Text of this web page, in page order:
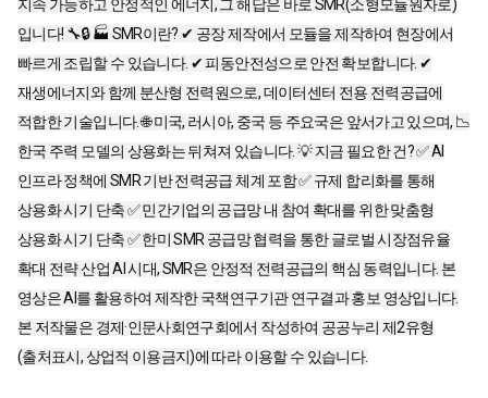
지속 가능하고 안정적인 에너지, 그 해답은 바로 SMR(소형모듈원자로)
입니다! 🔧🔒 🏭 SMR이란? ✔ 공장 제작에서 모듈을 제작하여 현장에서
빠르게 조립할 수 있습니다. ✔ 피동안전성으로 안전 확보합니다. ✔
재생에너지와 함께 분산형 전력원으로, 데이터센터 전용 전력공급에
적합한 기술입니다. 🌐 미국, 러시아, 중국 등 주요국은 앞서가고 있으며, 📉
한국 주력 모델의 상용화는 뒤쳐져 있습니다. 💡 지금 필요한 건? ✅ AI
인프라 정책에 SMR 기반 전력공급 체계 포함 ✅ 규제 합리화를 통해
상용화 시기 단축 ✅ 민간기업의 공급망 내 참여 확대를 위한 맞춤형
상용화 시기 단축 ✅ 한미 SMR 공급망 협력을 통한 글로벌 시장점유율
확대 전략 산업 AI 시대, SMR은 안정적 전력공급의 핵심 동력입니다. 본
영상은 AI를 활용하여 제작한 국책연구기관 연구결과 홍보 영상입니다.
본 저작물은 경제·인문사회연구회에서 작성하여 공공누리 제2유형
(출처표시, 상업적 이용금지)에 따라 이용할 수 있습니다.